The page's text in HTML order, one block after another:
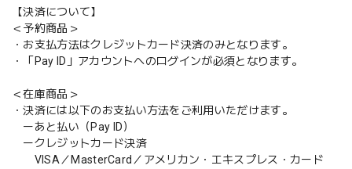
【決済について】
＜予約商品＞
・お支払方法はクレジットカード決済のみとなります。
・「Pay ID」アカウントへのログインが必須となります。
＜在庫商品＞
・決済には以下のお支払い方法をご利用いただけます。
ーあと払い（Pay ID）
ークレジットカード決済
VISA／MasterCard／アメリカン・エキスプレス・カード